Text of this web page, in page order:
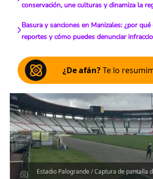
conservación, une culturas y dinamiza la
Basura y sanciones en Manizales: ¿por qué
reportes y cómo puedes denunciar
¿De afán?Te lo
Estadio Palogrande / Captura de pantalla